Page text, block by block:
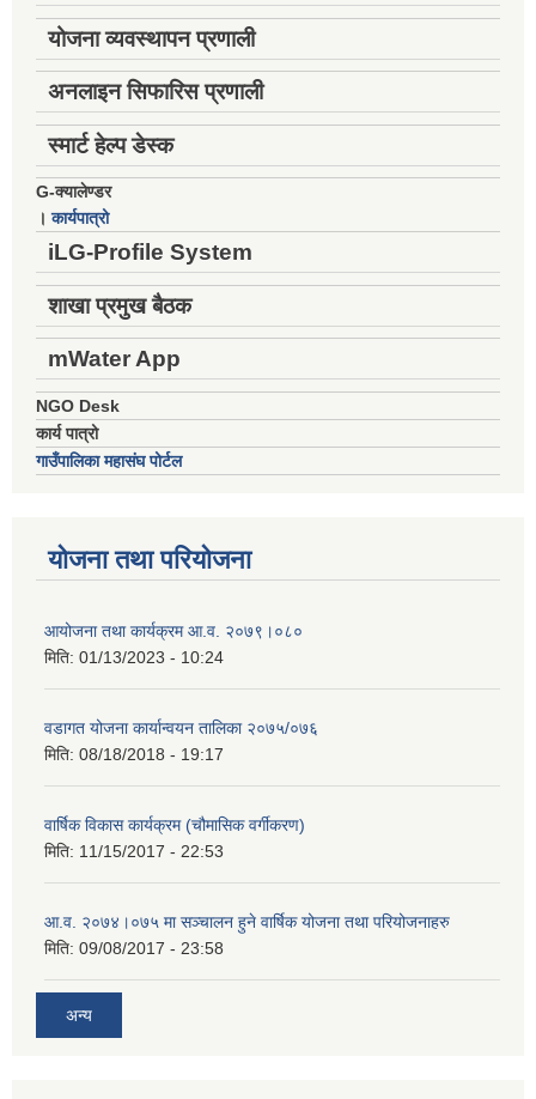
योजना व्यवस्थापन प्रणाली
अनलाइन सिफारिस प्रणाली
स्मार्ट हेल्प डेस्क
G-क्यालेण्डर
।कार्यपात्रो
iLG-Profile System
शाखा प्रमुख बैठक
mWater App
NGO Desk
कार्य पात्रो
गाउँपालिका महासंघ पोर्टल
योजना तथा परियोजना
आयोजना तथा कार्यक्रम आ.व. २०७९।०८०
मिति: 01/13/2023 - 10:24
वडागत योजना कार्यान्वयन तालिका २०७५/०७६
मिति: 08/18/2018 - 19:17
वार्षिक विकास कार्यक्रम (चौमासिक वर्गीकरण)
मिति: 11/15/2017 - 22:53
आ.व. २०७४।०७५ मा सञ्चालन हुने वार्षिक योजना तथा परियोजनाहरु
मिति: 09/08/2017 - 23:58
अन्य